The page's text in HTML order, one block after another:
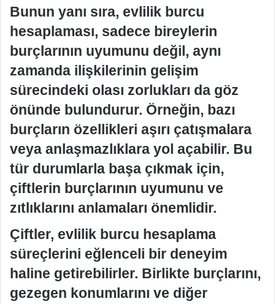
Bunun yanı sıra, evlilik burcu
hesaplaması, sadece bireylerin
burçlarının uyumunu değil, aynı
zamanda ilişkilerinin gelişim
sürecindeki olası zorlukları da göz
önünde bulundurur. Örneğin, bazı
burçların özellikleri aşırı çatışmalara
veya anlaşmazlıklara yol açabilir. Bu
tür durumlarla başa çıkmak için,
çiftlerin burçlarının uyumunu ve
zıtlıklarını anlamaları önemlidir.
Çiftler, evlilik burcu hesaplama
süreçlerini eğlenceli bir deneyim
haline getirebilirler. Birlikte burçlarını,
gezegen konumlarını ve diğer